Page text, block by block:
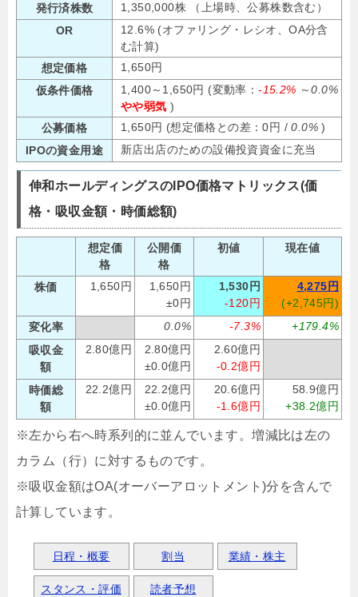
発行済株数
1,350,000株 （上場時、公募株数含む）
OR
12.6% (オファリング・レシオ、OA分含
む計算)
想定価格
1,650円
仮条件価格
1,400～1,650円 (変動率：-15.2% ～0.0%
やや弱気 )
公募価格
1,650円 (想定価格との差：0円 /0.0% )
IPOの資金用途
新店出店のための設備投資資金に充当
伸和ホールディングスのIPO価格マトリックス(価
格・吸収金額・時価総額)
想定価
格
公開価
格
初値 現在値
株価 1,650円
1,650円
±0円
1,530円
-120円
4,275円
(+2,745円)
変化率
0.0% -7.3%
+179.4%
吸収金
額
2.80億円
2.80億円
±0.0億円
2.60億円
-0.2億円
時価総
額
22.2億円
22.2億円
±0.0億円
20.6億円
-1.6億円
58.9億円
+38.2億円
※左から右へ時系列的に並んでいます。増減比は左の
カラム（行）に対するものです。
※吸収金額はOA(オーバーアロットメント)分を含んで
計算しています。
日程・概要 割当 業績・株主
スタンス・評価 読者予想